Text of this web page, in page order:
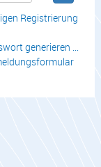
Registrierung
generieren ...